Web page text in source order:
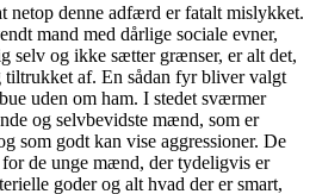
netop denne adfærd er fatalt mislykket.
mand med dårlige sociale evner,
selv og ikke sætter grænser, er alt det,
af. En sådan fyr bliver valgt
uden om ham. I stedet sværmer
og selvbevidste mænd, som er
som godt kan vise aggressioner. De
de unge mænd, der tydeligvis er
goder og alt hvad der er smart,